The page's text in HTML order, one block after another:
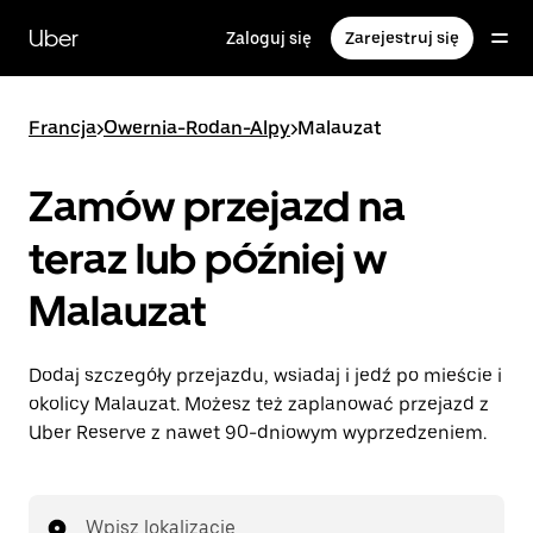
głównej
zawartości
Uber Zaloguj się Zarejestruj się
Francja>Owernia-Rodan-Alpy>Malauzat
Zamów przejazd na
teraz lub później w
Malauzat
Dodaj szczegóły przejazdu, wsiadaj i jedź po mieście i
okolicy Malauzat. Możesz też zaplanować przejazd z
Uber Reserve z nawet 90-dniowym wyprzedzeniem.
Wpisz lokalizację